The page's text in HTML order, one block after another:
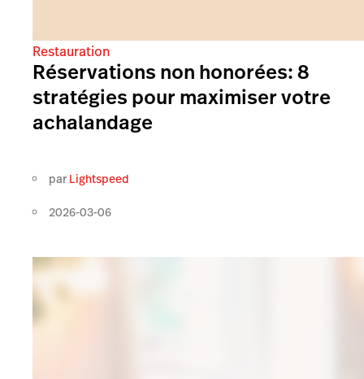
Restauration
Réservations non honorées: 8
stratégies pour maximiser votre
achalandage
par Lightspeed
2026-03-06